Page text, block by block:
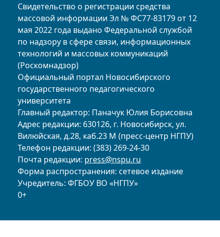
Свидетельство о регистрации средства
массовой информации Эл № ФС77-83179 от 12
мая 2022 года выдано Федеральной службой
по надзору в сфере связи, информационных
технологий и массовых коммуникаций
(Роскомнадзор)
Официальный портал Новосибирского
государственного педагогического
университета
Главный редактор: Паначук Юлия Борисовна
Адрес редакции: 630126, г. Новосибирск, ул.
Вилюйская, д.28, каб.23 М (пресс-центр НГПУ)
Телефон редакции: (383) 269-24-30
Почта редакции: press@nspu.ru
Форма распространения: сетевое издание
Учредитель: ФГБОУ ВО «НГПУ»
0+